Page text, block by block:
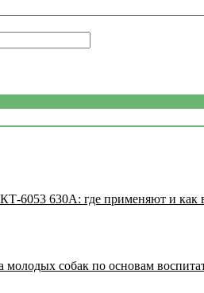
6053 630А: где применяют и как
молодых собак по основам